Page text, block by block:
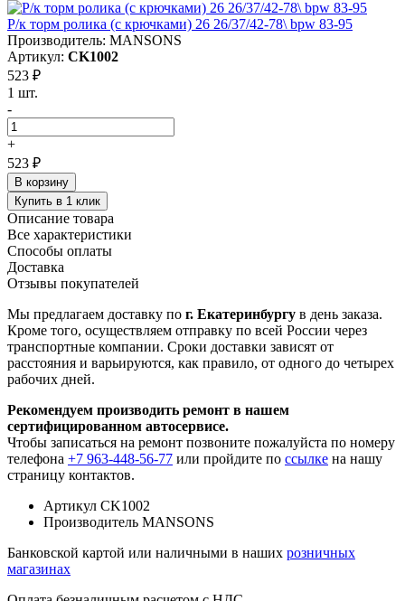
Р/к торм ролика (с крючками) 26 26/37/42-78\ bpw 83-95
Производитель: MANSONS
Артикул: CK1002
523 ₽
1 шт.
-
+
523 ₽
В корзину
Купить в 1 клик
Описание товара
Все характеристики
Способы оплаты
Доставка
Отзывы покупателей
Мы предлагаем доставку по г. Екатеринбургу в день заказа.
Кроме того, осуществляем отправку по всей России через
транспортные компании. Сроки доставки зависят от
расстояния и варьируются, как правило, от одного до четырех
рабочих дней.
Рекомендуем производить ремонт в нашем
сертифицированном автосервисе.
Чтобы записаться на ремонт позвоните пожалуйста по номеру
телефона +7 963-448-56-77 или пройдите по ссылке на нашу
страницу контактов.
Артикул CK1002
Производитель MANSONS
Банковской картой или наличными в наших розничных
магазинах